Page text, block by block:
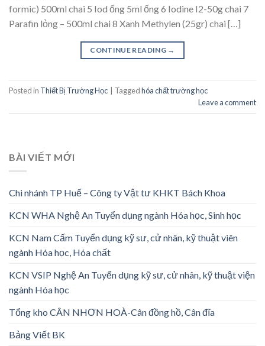
formic) 500ml chai 5 Iod ống 5ml ống 6 Iodine I2-50g chai 7
Parafin lỏng – 500ml chai 8 Xanh Methylen (25gr) chai […]
CONTINUE READING →
Posted in Thiết Bị Trường Học Taggedhóa chất trường học
Leave a comment
BÀI VIẾT MỚI
Chi nhánh TP Huế – Công ty Vật tư KHKT Bách Khoa
KCN WHA Nghệ An Tuyển dụng ngành Hóa học, Sinh học
KCN Nam Cấm Tuyển dụng kỹ sư, cử nhân, kỹ thuật viên
ngành Hóa học, Hóa chất
KCN VSIP Nghệ An Tuyển dụng kỹ sư, cử nhân, kỹ thuật viện
ngành Hóa học
Tổng kho CÂN NHƠN HOÀ-Cân đồng hồ, Cân đĩa
Bảng Viết BK